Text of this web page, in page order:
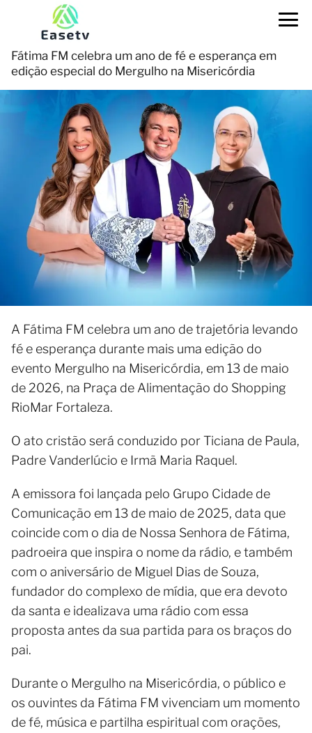
Fátima FM celebra um ano de fé e esperança em
edição especial do Mergulho na Misericórdia
A Fátima FM celebra um ano de trajetória levando
fé e esperança durante mais uma edição do
evento Mergulho na Misericórdia, em 13 de maio
de 2026, na Praça de Alimentação do Shopping
RioMar Fortaleza.
O ato cristão será conduzido por Ticiana de Paula,
Padre Vanderlúcio e Irmã Maria Raquel.
A emissora foi lançada pelo Grupo Cidade de
Comunicação em 13 de maio de 2025, data que
coincide com o dia de Nossa Senhora de Fátima,
padroeira que inspira o nome da rádio, e também
com o aniversário de Miguel Dias de Souza,
fundador do complexo de mídia, que era devoto
da santa e idealizava uma rádio com essa
proposta antes da sua partida para os braços do
pai.
Durante o Mergulho na Misericórdia, o público e
os ouvintes da Fátima FM vivenciam um momento
de fé, música e partilha espiritual com orações,